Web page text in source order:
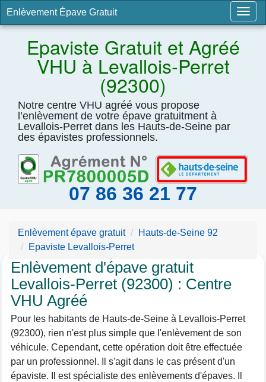
Enlèvement Épave Gratuit
Epaviste Gratuit et Agréé
VHU à Levallois-Perret
(92300)
Notre centre VHU agréé vous propose
l’enlèvement de votre épave gratuitment à
Levallois-Perret dans les Hauts-de-Seine par
des épavistes professionnels.
07 86 36 21 77
Enlèvement épave gratuit
Hauts-de-Seine 92
Epaviste Levallois-Perret
Enlèvement d'épave gratuit
Levallois-Perret (92300) : Centre
VHU Agréé
Pour les habitants de Hauts-de-Seine à Levallois-Perret
(92300), rien n'est plus simple que l'enlèvement de son
véhicule. Cependant, cette opération doit être effectuée
par un professionnel. Il s'agit dans le cas présent d'un
épaviste. Il est spécialiste des enlèvements d'épaves. Il